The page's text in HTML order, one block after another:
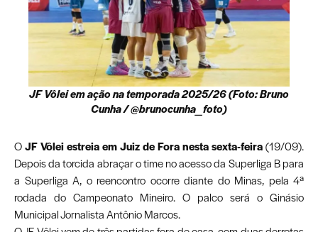
JF Vôlei em ação na temporada 2025/26 (Foto: Bruno
Cunha / @brunocunha_foto)
OJF Vôlei estreia em Juiz de Fora nesta sexta-feira(19/09).
Depois da torcida abraçar o time no acesso da Superliga B para
a Superliga A, o reencontro ocorre diante do Minas, pela 4ª
rodada do Campeonato Mineiro. O palco será o Ginásio
Municipal Jornalista Antônio Marcos.